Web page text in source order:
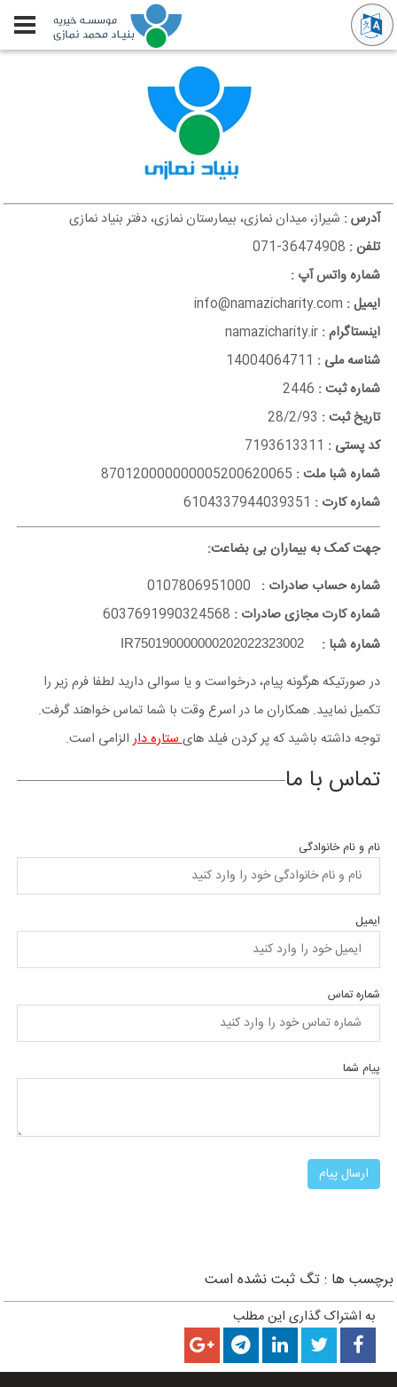
آدرس : شیراز، میدان نمازی، بیمارستان نمازی، دفتر بنیاد نمازی
تلفن :
شماره واتس آپ :
ایمیل : info@namazicharity.com
اینستاگرام : namazicharity.ir
شناسه ملی : 14004064711
شماره ثبت :
تاریخ ثبت :
کد پستی :
شماره شبا ملت :
شماره کارت :
جهت کمک به بیماران بی بضاعت:
شماره حساب صادرات :
شماره کارت مجازی صادرات :
شماره شبا :
IR750190000000202022323002
در صورتیکه هرگونه پیام، درخواست و یا سوالی دارید لطفا فرم زیر را
تکمیل نمایید. همکاران ما در اسرع وقت با شما تماس خواهند گرفت.
توجه داشته باشید که پر کردن فیلد هایستاره دارالزامی است.
تماس با ما
نام و نام خانوادگی
ایمیل
شماره تماس
پیام شما
ارسال پیام
برچسب ها :تگ ثبت نشده است
به اشتراک گذاری این مطلب